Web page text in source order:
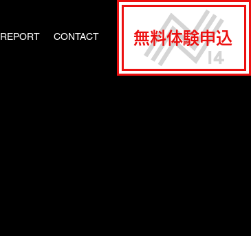
無料体験申込
REPORT CONTACT